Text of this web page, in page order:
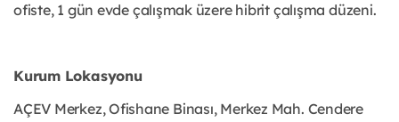
ofiste, 1 gün evde çalışmak üzere hibrit çalışma düzeni.
Kurum Lokasyonu
AÇEV Merkez, Ofishane Binası, Merkez Mah. Cendere